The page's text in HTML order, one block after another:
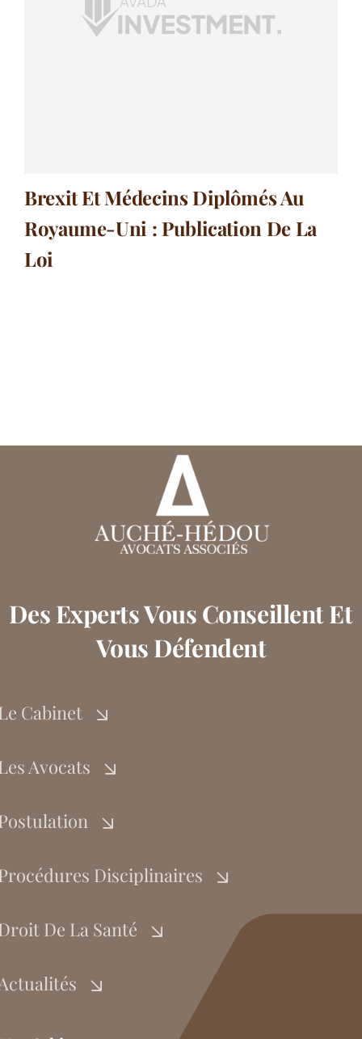
Brexit Et Médecins Diplômés Au
Royaume-Uni : Publication De La
Loi
Des Experts Vous Conseillent Et
Vous Défendent
Cabinet
Avocats
Disciplinaires
De La Santé